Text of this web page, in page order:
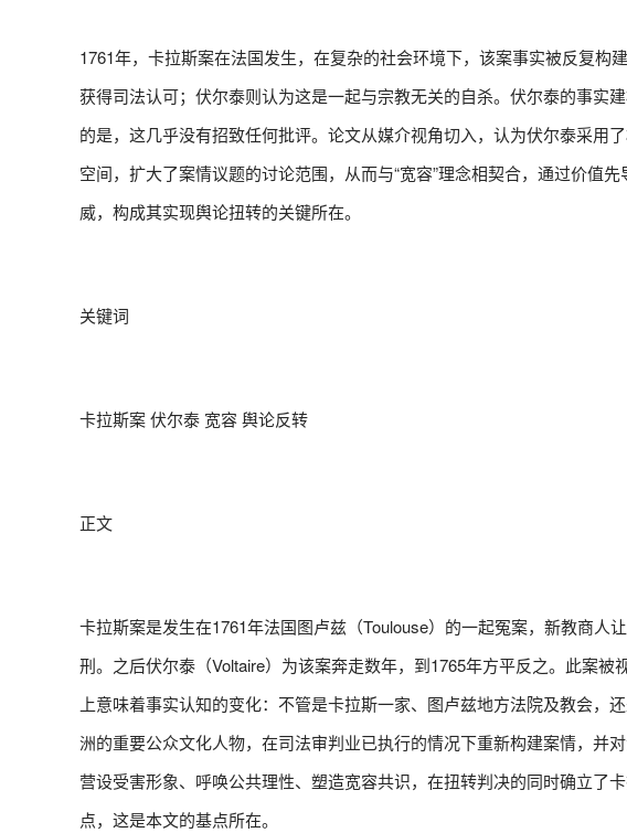
1761年，卡拉斯案在法国发生，在复杂的社会环境下，该案事实被反复
获得司法认可；伏尔泰则认为这是一起与宗教无关的自杀。伏尔泰的事实
的是，这几乎没有招致任何批评。论文从媒介视角切入，认为伏尔泰采用
空间，扩大了案情议题的讨论范围，从而与“宽容”理念相契合，通过价值
威，构成其实现舆论扭转的关键所在。
关键词
卡拉斯案 伏尔泰 宽容 舆论反转
正文
卡拉斯案是发生在1761年法国图卢兹（Toulouse）的一起冤案，新教商人
刑。之后伏尔泰（Voltaire）为该案奔走数年，到1765年方平反之。此案
上意味着事实认知的变化：不管是卡拉斯一家、图卢兹地方法院及教会
洲的重要公众文化人物，在司法审判业已执行的情况下重新构建案情，并
营设受害形象、呼唤公共理性、塑造宽容共识，在扭转判决的同时确立了
点，这是本文的基点所在。